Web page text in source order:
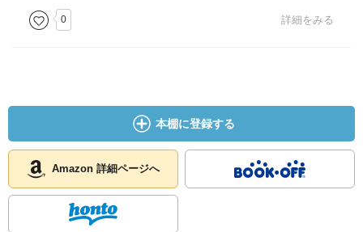
「アースキン」
「キャム」
ミッションの後輩ポーター
0 詳細をみる
本棚に登録する
Amazon 詳細ページへ